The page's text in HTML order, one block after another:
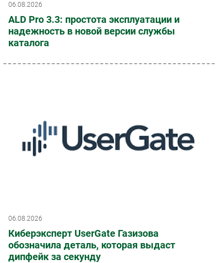
06.08.2026
ALD Pro 3.3: простота эксплуатации и
надежность в новой версии службы
каталога
06.08.2026
Киберэксперт UserGate Газизова
обозначила деталь, которая выдаст
дипфейк за секунду